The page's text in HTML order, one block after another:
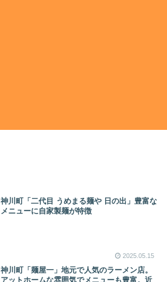
神川町「二代目 うめまる麺や 日の出」豊富な
メニューに自家製麺が特徴
2025.05.15
神川町「麺屋一」地元で人気のラーメン店。
アットホームな雰囲気でメニューも豊富。近